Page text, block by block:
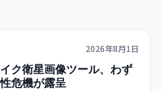
2026年8月1日
ク衛星画像ツール、わず
危機が露呈